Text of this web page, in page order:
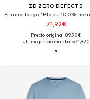
ZD ZERO DEFECTS
71,92€
Precio original: 89,90€
Último precio más bajo:71,92€